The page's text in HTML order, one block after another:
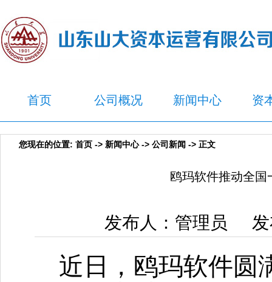
首页 公司概况 新闻中心 资
您现在的位置: 首页 -> 新闻中心-> 公司新闻 -> 正文
鸥玛软件推动全
发布人：管理员
近日，鸥玛软件圆